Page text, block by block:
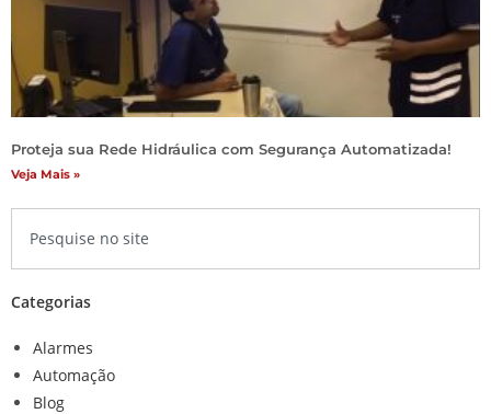
Proteja sua Rede Hidráulica com Segurança Automatizada!
Veja Mais »
Categorias
Alarmes
Automação
Blog